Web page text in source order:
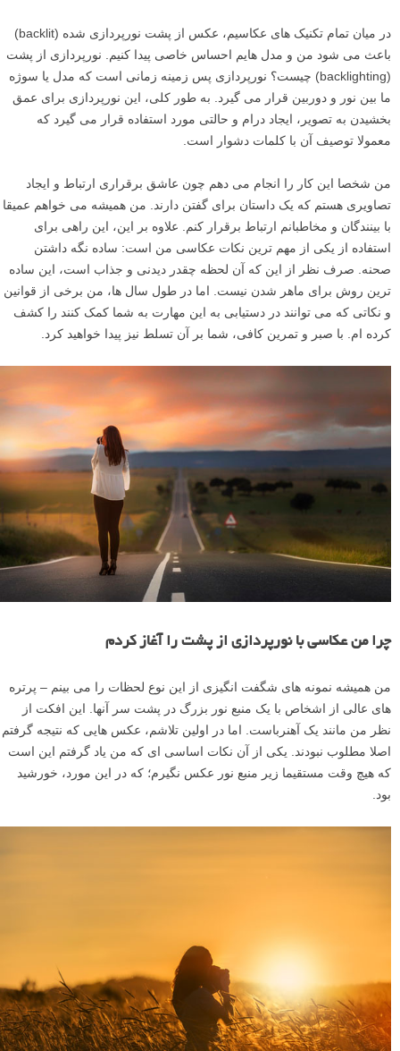
در میان تمام تکنیک های عکاسیم، عکس از پشت نورپردازی شده (backlit)
باعث می شود من و مدل هایم احساس خاصی پیدا کنیم. نورپردازی از پشت
(backlighting) چیست؟ نورپردازی پس زمینه زمانی است که مدل یا سوژه
ما بین نور و دوربین قرار می گیرد. به طور کلی، این نورپردازی برای عمق
بخشیدن به تصویر، ایجاد درام و حالتی مورد استفاده قرار می گیرد که
معمولا توصیف آن با کلمات دشوار است.
من شخصا این کار را انجام می دهم چون عاشق برقراری ارتباط و ایجاد
تصاویری هستم که یک داستان برای گفتن دارند. من همیشه می خواهم عمیقا
با بینندگان و مخاطبانم ارتباط برقرار کنم. علاوه بر این، این راهی برای
استفاده از یکی از مهم ترین نکات عکاسی من است: ساده نگه داشتن
صحنه. صرف نظر از این که آن لحظه چقدر دیدنی و جذاب است، این ساده
ترین روش برای ماهر شدن نیست. اما در طول سال ها، من برخی از قوانین
و نکاتی که می توانند در دستیابی به این مهارت به شما کمک کنند را کشف
کرده ام. با صبر و تمرین کافی، شما بر آن تسلط نیز پیدا خواهید کرد.
چرا من عکاسی با نورپردازی از پشت را آغاز کردم
من همیشه نمونه های شگفت انگیزی از این نوع لحظات را می بینم – پرتره
های عالی از اشخاص با یک منبع نور بزرگ در پشت سر آنها. این افکت از
نظر من مانند یک آهنرباست. اما در اولین تلاشم، عکس هایی که نتیجه گرفتم
اصلا مطلوب نبودند. یکی از آن نکات اساسی ای که من یاد گرفتم این است
که هیچ وقت مستقیما زیر منبع نور عکس نگیرم؛ که در این مورد، خورشید
بود.